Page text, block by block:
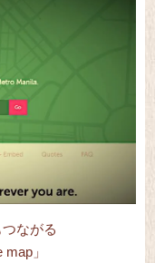
ながる
map 」